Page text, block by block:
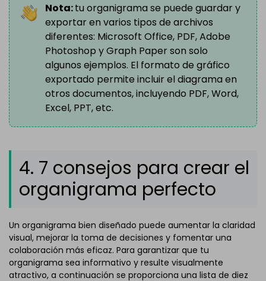
Nota:tu organigrama se puede guardar y
exportar en varios tipos de archivos
diferentes: Microsoft Office, PDF, Adobe
Photoshop y Graph Paper son solo
algunos ejemplos. El formato de gráfico
exportado permite incluir el diagrama en
otros documentos, incluyendo PDF, Word,
Excel, PPT, etc.
4. 7 consejos para crear el
organigrama perfecto
Un organigrama bien diseñado puede aumentar la claridad
visual, mejorar la toma de decisiones y fomentar una
colaboración más eficaz. Para garantizar que tu
organigrama sea informativo y resulte visualmente
atractivo, a continuación se proporciona una lista de diez